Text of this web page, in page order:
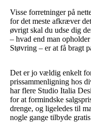
Visse forretninger på
for det meste afkræver
øvrigt skal du udse dig
– hvad end man
Støvring – er at få bragt
Det er jo vældig enkelt
prissammenligning hos
har flere Studio Italia
for at formindske
drenge, og ligeledes til
nogle gange tilbyde